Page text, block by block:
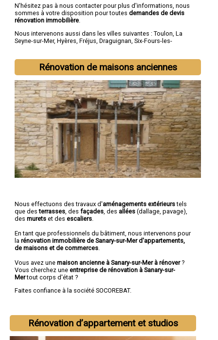
N'hésitez pas à nous contacter pour plus d'informations, nous
sommes à votre disposition pour toutes demandes de devis
rénovation immobilière
Nous intervenons aussi dans les villes suivantes : Toulon, La
Seyne-sur-Mer, Hyères, Fréjus, Draguignan, Six-Fours-les-
Rénovation de maisons anciennes
Nous effectuons des travaux d'aménagements extérieurstels
que desterrasses , des façades , des allées (dallage, pavage),
des murets et des escaliers
En tant que professionnels du bâtiment, nous intervenons pour
la rénovation immobilière de Sanary-sur-Mer d'appartements,
de maisons et de commerces
Vous avez une maison ancienne à Sanary-sur-Mer à rénover?
Vous cherchez une entreprise de rénovation à Sanary-sur-
Mertout corps d'état ?
Faites confiance à la société SOCOREBAT.
Rénovation d’appartement et studios